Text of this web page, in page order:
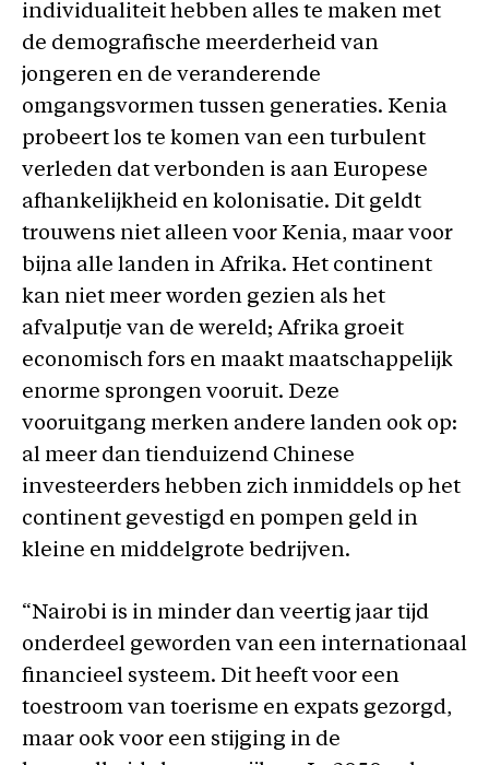
individualiteit hebben alles te maken met
de demografische meerderheid van
jongeren en de veranderende
omgangsvormen tussen generaties. Kenia
probeert los te komen van een turbulent
verleden dat verbonden is aan Europese
afhankelijkheid en kolonisatie. Dit geldt
trouwens niet alleen voor Kenia, maar voor
bijna alle landen in Afrika. Het continent
kan niet meer worden gezien als het
afvalputje van de wereld; Afrika groeit
economisch fors en maakt maatschappelijk
enorme sprongen vooruit. Deze
vooruitgang merken andere landen ook op:
al meer dan tienduizend Chinese
investeerders hebben zich inmiddels op het
continent gevestigd en pompen geld in
kleine en middelgrote bedrijven.
“Nairobi is in minder dan veertig jaar tijd
onderdeel geworden van een internationaal
financieel systeem. Dit heeft voor een
toestroom van toerisme en expats gezorgd,
maar ook voor een stijging in de